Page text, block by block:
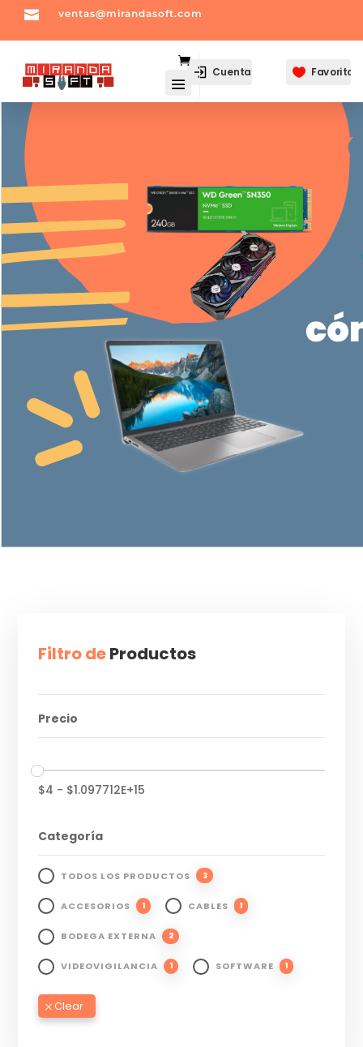
 ventas@mirandasoft.com
Cuenta  Favoritos
Filtro deProductos
Precio
$4 - $1.097712E+15
Categoría
TODOS LOS PRODUCTOS 3
ACCESORIOS 1 CABLES 1
BODEGA EXTERNA 2
VIDEOVIGILANCIA 1 SOFTWARE 1